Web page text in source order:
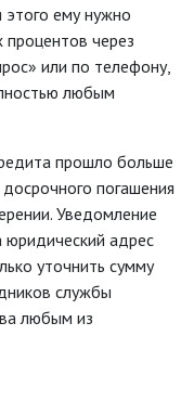
этого ему нужно
процентов через
или по телефону,
любым
прошло больше
погашения
Уведомление
адрес
уточнить сумму
службы
любым из